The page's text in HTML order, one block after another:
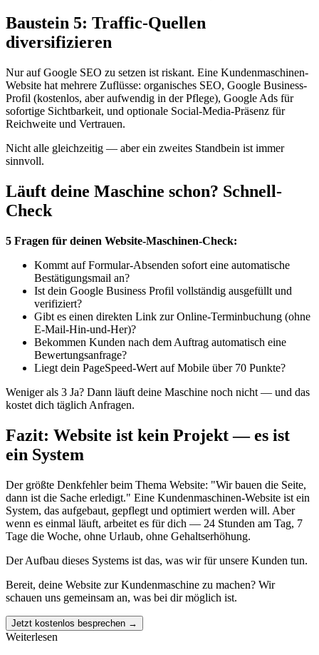
Baustein 5: Traffic-Quellen
diversifizieren
Nur auf Google SEO zu setzen ist riskant. Eine Kundenmaschinen-
Website hat mehrere Zuflüsse: organisches SEO, Google Business-
Profil (kostenlos, aber aufwendig in der Pflege), Google Ads für
sofortige Sichtbarkeit, und optionale Social-Media-Präsenz für
Reichweite und Vertrauen.
Nicht alle gleichzeitig — aber ein zweites Standbein ist immer
sinnvoll.
Läuft deine Maschine schon? Schnell-
Check
5 Fragen für deinen Website-Maschinen-Check:
Kommt auf Formular-Absenden sofort eine automatische
Bestätigungsmail an?
Ist dein Google Business Profil vollständig ausgefüllt und
verifiziert?
Gibt es einen direkten Link zur Online-Terminbuchung (ohne
E-Mail-Hin-und-Her)?
Bekommen Kunden nach dem Auftrag automatisch eine
Bewertungsanfrage?
Liegt dein PageSpeed-Wert auf Mobile über 70 Punkte?
Weniger als 3 Ja? Dann läuft deine Maschine noch nicht — und das
kostet dich täglich Anfragen.
Fazit: Website ist kein Projekt — es ist
ein System
Der größte Denkfehler beim Thema Website: "Wir bauen die Seite,
dann ist die Sache erledigt." Eine Kundenmaschinen-Website ist ein
System, das aufgebaut, gepflegt und optimiert werden will. Aber
wenn es einmal läuft, arbeitet es für dich — 24 Stunden am Tag, 7
Tage die Woche, ohne Urlaub, ohne Gehaltserhöhung.
Der Aufbau dieses Systems ist das, was wir für unsere Kunden tun.
Bereit, deine Website zur Kundenmaschine zu machen? Wir
schauen uns gemeinsam an, was bei dir möglich ist.
Jetzt kostenlos besprechen →
Weiterlesen